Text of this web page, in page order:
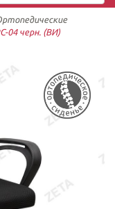
04 черн. (ВИ)